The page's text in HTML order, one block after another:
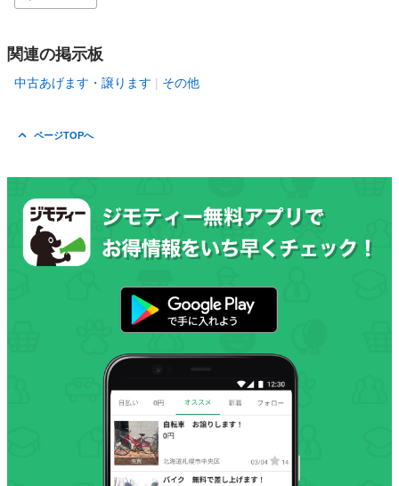
関連の掲示板
中古あげます・譲ります その他
ページTOPへ